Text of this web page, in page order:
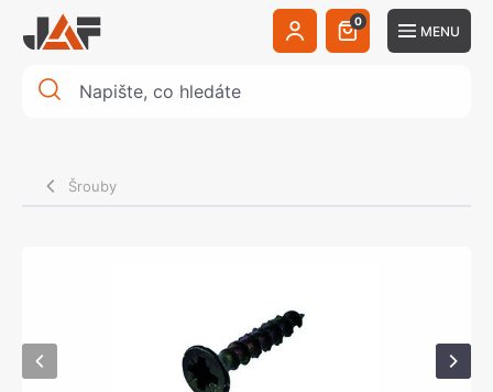
0
MENU
Šrouby